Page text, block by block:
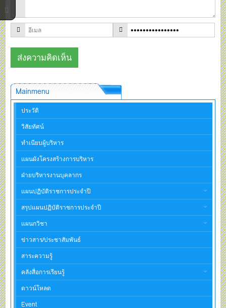
Mainmenu
ประวัติ
วิสัยทัศน์
ทำเนียบผู้บริหาร
แผนผังโครงสร้างการบริหาร
ฝ่ายบริหารงานบุคลากร
แผนปฏิบัติราชการประจำปี
สรุปแผนปฏิบัติราชการประจำปี
แผนกวิชา
ข่าวสาร/ประชาสัมพันธ์
สาระความรู้
คลังสื่อการเรียนรู้
ดาวน์โหลด
Event